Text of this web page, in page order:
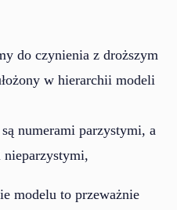
do czynienia z droższym
w hierarchii modeli
numerami parzystymi, a
nieparzystymi,
modelu to przeważnie